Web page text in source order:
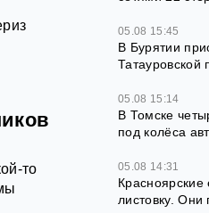
то
05.08 15:45
В Бурятии
05.08 15:14
В Томске
под колёса
05.08 14:31
листовку. Они